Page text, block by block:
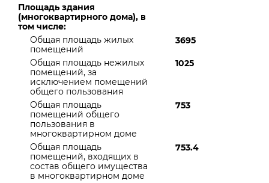
Площадь здания
(многоквартирного дома), в
том числе:
Общая площадь жилых
помещений
3695
Общая площадь нежилых
помещений, за
исключением помещений
общего пользования
1025
Общая площадь
помещений общего
пользования в
многоквартирном доме
753
Общая площадь
помещений, входящих в
состав общего имущества
в многоквартирном доме
753.4